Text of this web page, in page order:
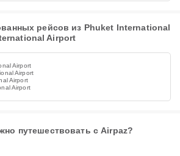
рейсов из Phuket International
Airport
Airport
Airport
Airport
Airport
путешествовать с Airpaz?